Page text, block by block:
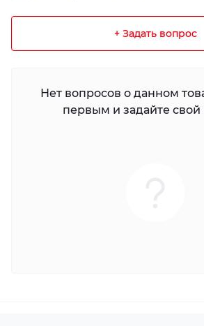
+ Задать вопрос
Нет вопросов о данном
первым и задайте свой